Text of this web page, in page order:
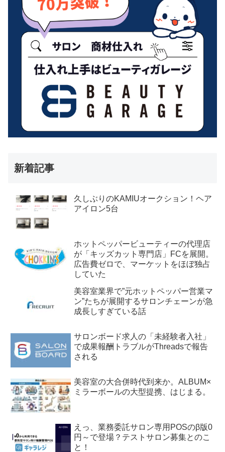
新着記事
久しぶりのKAMIUオークション！ヘア
アイロン5台
ホットペッパービューティーの代理店
が「キッズカット専門店」FCを展開。
広告費ゼロで、マーケットをほぼ独占
していた
美容室業界で”元ホットペッパー営業マ
ン”たちが展開するサロンチェーンが急
成長しすぎている話
サロンボード求人の「未経験者入社」
で成果報酬トラブルがThreadsで報告
される
美容室の大合併時代到来か。ALBUM×
ミラーボールの大型提携、はじまる。
えっ、業務委託サロン専用POSのβ版0
円～で登場？テストサロン募集とのこ
と！